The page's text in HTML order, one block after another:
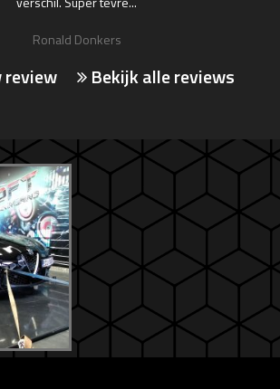
Ronald Donkers
Bekijk alle reviews